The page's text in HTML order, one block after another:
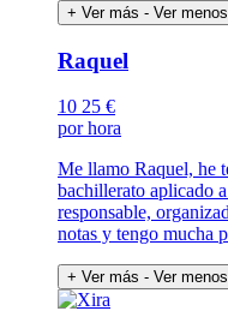
+ Ver más - Ver menos
Raquel
10 25 €
por hora
Me llamo Raquel, he
bachillerato aplicado
responsable,
notas y tengo mucha
+ Ver más - Ver menos